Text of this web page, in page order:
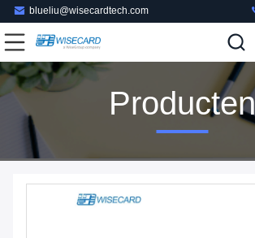
blueliu@wisecardtech.com
Producten